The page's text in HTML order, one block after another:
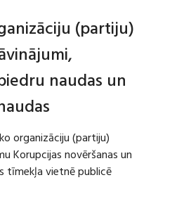
(partiju)
naudas un
organizāciju (partiju)
Korupcijas novēršanas un
tīmekļa vietnē publicē